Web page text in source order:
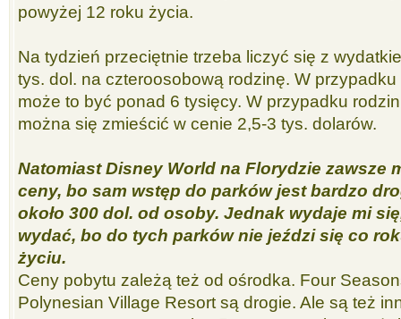
powyżej 12 roku życia.
Na tydzień przeciętnie trzeba liczyć się z
tys. dol. na czteroosobową rodzinę. W
może to być ponad 6 tysięcy. W przypadku
można się zmieścić w cenie 2,5-3 tys. dolarów.
Natomiast Disney World na Florydzie zawsze
ceny, bo sam wstęp do parków jest bardzo
około 300 dol. od osoby. Jednak wydaje mi
wydać, bo do tych parków nie jeździ się co
życiu.
Ceny pobytu zależą też od ośrodka. Four
Polynesian Village Resort są drogie. Ale są też